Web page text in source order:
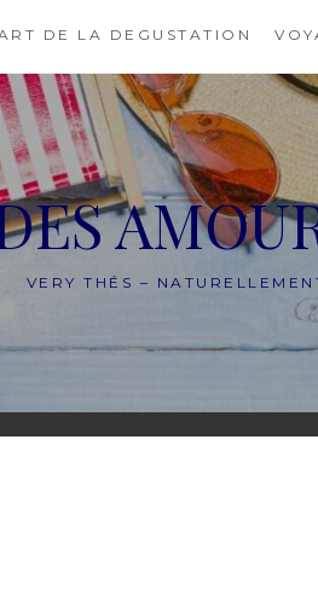
DE LA DEGUSTATION
VERY THÉS –